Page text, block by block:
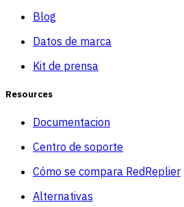
Blog
Datos de marca
Kit de prensa
Resources
Documentacion
Centro de soporte
Cómo se compara RedReplier
Alternativas